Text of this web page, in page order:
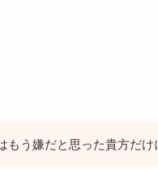
もう嫌だと思った貴方だ